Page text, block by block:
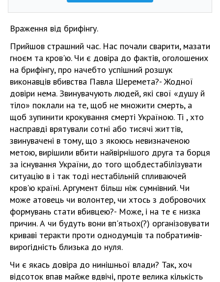
Враження від брифінгу.
Прийшов страшний час. Нас почали сварити, мазати
гноєм та кров'ю. Чи є довіра до фактів, оголошених
на брифінгу, про начебто успішний розшук
виконавців вбивства Павла Шеремета?- Жодної
довіри нема. Звинувачують людей, які свої «душу й
тіло» поклали на те, щоб не множити смерть, а
щоб зупинити крокування смерті Україною. Ті , хто
насправді врятували сотні або тисячі життів,
звинувачені в тому, що з якоюсь невизначеною
метою, вирішили вбити найвірнішого друга та борця
за існування України, до того щобдестабілізувати
ситуацію в і так тоді нестабільній спливаючей
кров'ю країні. Аргумент більш ніж сумнівний. Чи
може атовець чи волонтер, чи хтось з добровочих
формувань стати вбивцею?- Може, і на те є низка
причин. А чи будуть вони вп'ятьох(?) організовувати
криваві теракти проти однодумців та побратимів-
вирогідність близька до нуля.
Чи є якась довіра до нинішньої влади? Так, хоч
відсоток впав майже вдвічі, проте велика кількість